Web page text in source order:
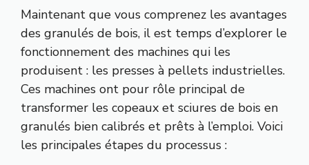
Maintenant que vous comprenez les avantages
des granulés de bois, il est temps d’explorer le
fonctionnement des machines qui les
produisent : les presses à pellets industrielles.
Ces machines ont pour rôle principal de
transformer les copeaux et sciures de bois en
granulés bien calibrés et prêts à l’emploi. Voici
les principales étapes du processus :